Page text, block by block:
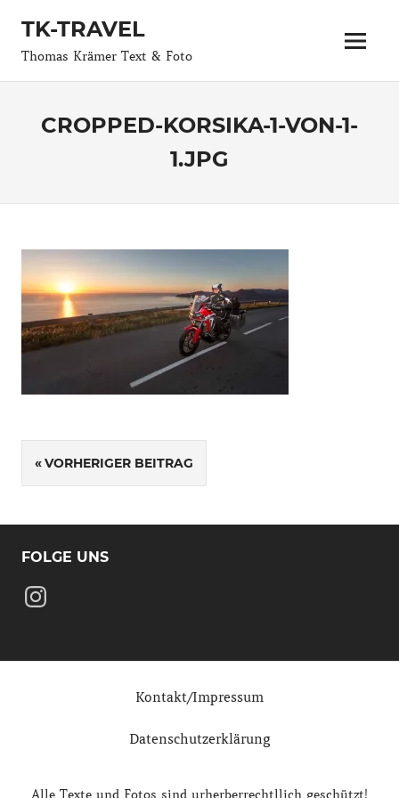
Inhalt
springen
TK-TRAVEL
Thomas Krämer Text & Foto Menü
CROPPED-KORSIKA-1-VON-1-
1.JPG
Beitragsnavigation
VORHERIGER BEITRAG
FOLGE UNS
Instagram
Kontakt/Impressum
Datenschutzerklärung
Alle Texte und Fotos sind urherberrechtllich geschützt!